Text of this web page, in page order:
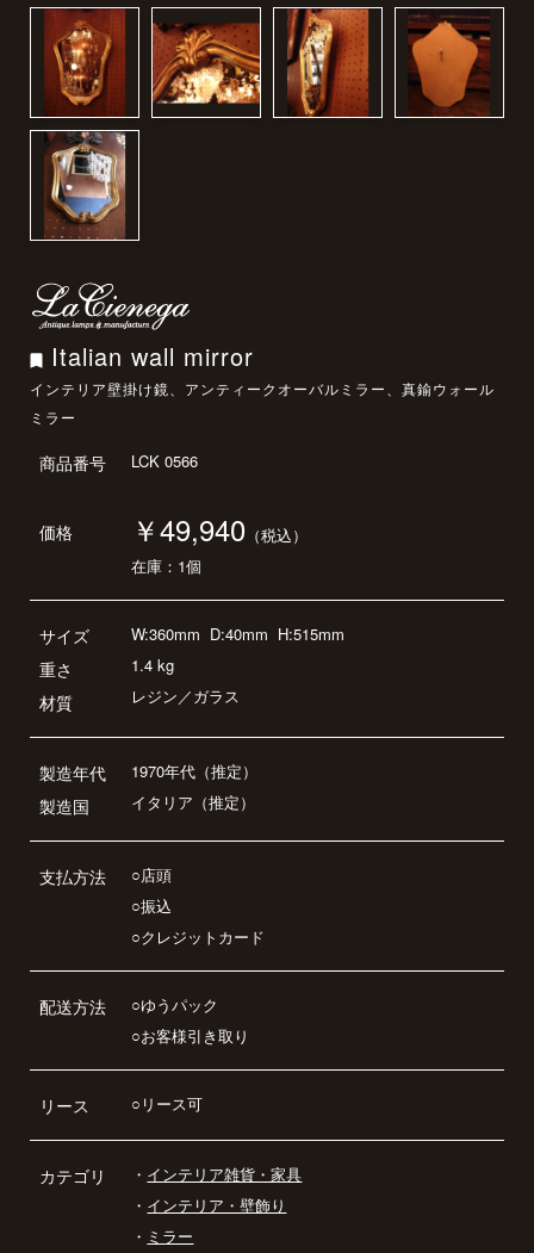
Italian wall mirror
インテリア壁掛け鏡、アンティークオーバルミラー、真鍮ウォール
ミラー
商品番号 LCK 0566
価格 ￥49,940 （税込）
在庫：1個
サイズ
重さ
材質
W:360mm D:40mm H:515mm
1.4 kg
レジン／ガラス
製造年代
製造国
1970年代（推定）
イタリア（推定）
支払方法
○店頭
○振込
○クレジットカード
配送方法
○ゆうパック
○お客様引き取り
リース ○リース可
カテゴリ ・ インテリア雑貨・家具
・ インテリア・壁飾り
・ ミラー